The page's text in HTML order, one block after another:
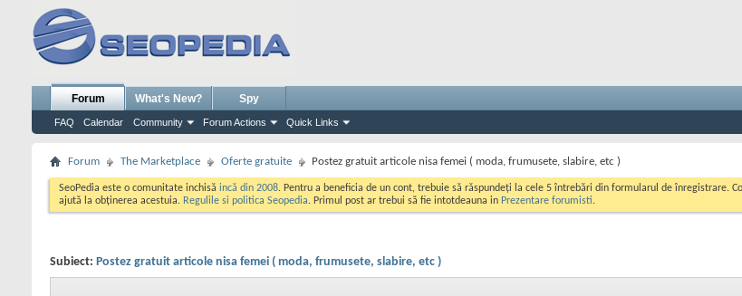
Forum
FAQ Calendar Community Forum Actions Quick Links
What's New? Spy
Forum The Marketplace Oferte gratuite Postez gratuit articole nisa femei ( moda, frumusete, slabire, etc )
SeoPedia este o comunitate inchisă incă din 2008. Pentru a beneficia de un cont, trebuie să răspundeți la cele 5 întrebări din formularul de înregistrare.
ajută la obținerea acestuia. Regulile si politica Seopedia. Primul post ar trebui să fie intotdeauna in Prezentare forumisti.
Subiect: Postez gratuit articole nisa femei ( moda, frumusete, slabire, etc )